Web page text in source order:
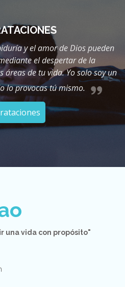
y el amor de Dios pueden
el despertar de la
áreas de tu vida. Yo solo soy un
lo provocas tú mismo.
una vida con propósito"